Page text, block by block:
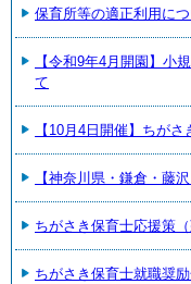
保育所等の適正利用に
【令和9年4月開園】小
て
【10月4日開催】ちが
【神奈川県・鎌倉・藤
ちがさき保育士応援策
ちがさき保育士就職奨